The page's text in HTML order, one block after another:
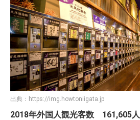
出典： https://img.howtoniigata.jp
2018年外国人観光客数 161,605人